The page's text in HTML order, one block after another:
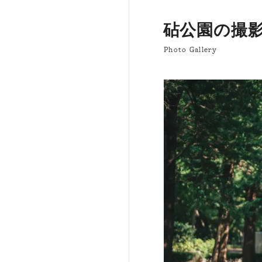
砧公園の撮
Photo Gallery